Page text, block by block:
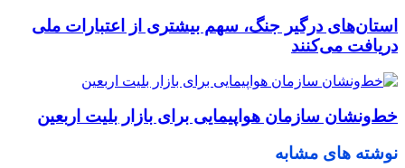
استان‌های درگیر جنگ، سهم بیشتری از اعتبارات ملی
دریافت می‌کنند
خط‌ونشان سازمان هواپیمایی برای بازار بلیت اربعین
نوشته های مشابه